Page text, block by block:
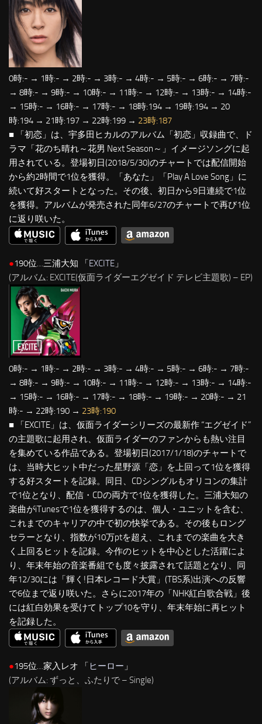
0時:- → 1時:- → 2時:- → 3時:- → 4時:- → 5時:- → 6時:- → 7時:-
→ 8時:- → 9時:- → 10時:- → 11時:- → 12時:- → 13時:- → 14時:-
→ 15時:- → 16時:- → 17時:- → 18時:194 → 19時:194 → 20
時:194 → 21時:197 → 22時:199 → 23時:187
■ 「初恋」は、宇多田ヒカルのアルバム「初恋」収録曲で、ド
ラマ「花のち晴れ～花男 Next Season～」イメージソングに起
用されている。登場初日(2018/5/30)のチャートでは配信開始
から約2時間で1位を獲得。「あなた」「Play A Love Song」に
続いて好スタートとなった。その後、初日から9日連続で1位
を獲得。アルバムが発売された同年6/27のチャートで再び1位
に返り咲いた。
●190位…三浦大知 「EXCITE 」
(アルバム: EXCITE(仮面ライダーエグゼイド テレビ主題歌) – EP)
0時:- → 1時:- → 2時:- → 3時:- → 4時:- → 5時:- → 6時:- → 7時:-
→ 8時:- → 9時:- → 10時:- → 11時:- → 12時:- → 13時:- → 14時:-
→ 15時:- → 16時:- → 17時:- → 18時:- → 19時:- → 20時:- → 21
時:- → 22時:190 → 23時:190
■ 「EXCITE」は、仮面ライダーシリーズの最新作 “エグゼイド”
の主題歌に起用され、仮面ライダーのファンからも熱い注目
を集めている作品である。登場初日(2017/1/18)のチャートで
は、当時大ヒット中だった星野源「恋」を上回って1位を獲得
する好スタートを記録。同日、CDシングルもオリコンの集計
で1位となり、配信・CDの両方で1位を獲得した。三浦大知の
楽曲がiTunesで1位を獲得するのは、個人・ユニットを含む、
これまでのキャリアの中で初の快挙である。その後もロング
セラーとなり、指数が10万ptを超え、これまでの楽曲を大き
く上回るヒットを記録。今作のヒットを中心とした活躍によ
り、年末年始の音楽番組でも度々披露されて話題となり、同
年12/30には「輝く!日本レコード大賞」(TBS系)出演への反響
で6位まで返り咲いた。さらに2017年の「NHK紅白歌合戦」後
には紅白効果を受けてトップ10を守り、年末年始に再ヒット
を記録した。
●195位…家入レオ 「 ヒーロー 」
(アルバム: ずっと、ふたりで – Single)